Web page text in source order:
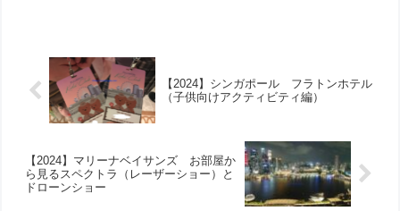
【2024】シンガポール フラトンホテル
（子供向けアクティビティ編）
【2024】マリーナベイサンズ お部屋か
ら見るスペクトラ（レーザーショー）と
ドローンショー